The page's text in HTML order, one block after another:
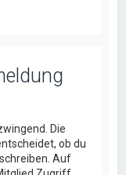
Die
ob du
Auf